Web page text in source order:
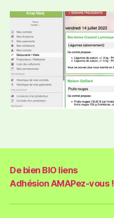
De bien BIO liens
Adhésion AMAPez-vous !